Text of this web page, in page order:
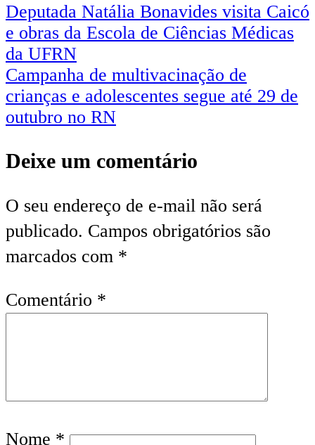
Deputada Natália Bonavides visita Caicó
e obras da Escola de Ciências Médicas
da UFRN
Campanha de multivacinação de
crianças e adolescentes segue até 29 de
outubro no RN
Deixe um comentário
O seu endereço de e-mail não será
publicado. Campos obrigatórios são
marcados com *
Comentário *
Nome *